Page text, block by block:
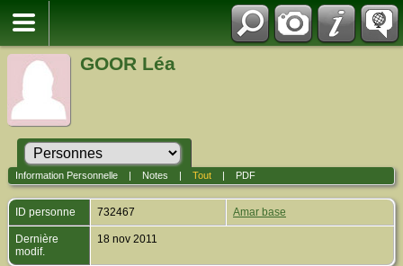
GOOR Léa
Information Personnelle| Notes Tout| PDF
ID personne 732467 Amar base
Dernière
modif.
18 nov 2011